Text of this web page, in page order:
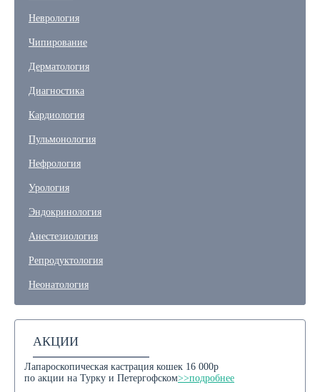
Неврология
Чипирование
Дерматология
Диагностика
Кардиология
Пульмонология
Нефрология
Урология
Эндокринология
Анестезиология
Репродуктология
Неонатология
АКЦИИ
Лапароскопическая кастрация кошек 16 000р
по акции на Турку и Петергофском>>подробнее